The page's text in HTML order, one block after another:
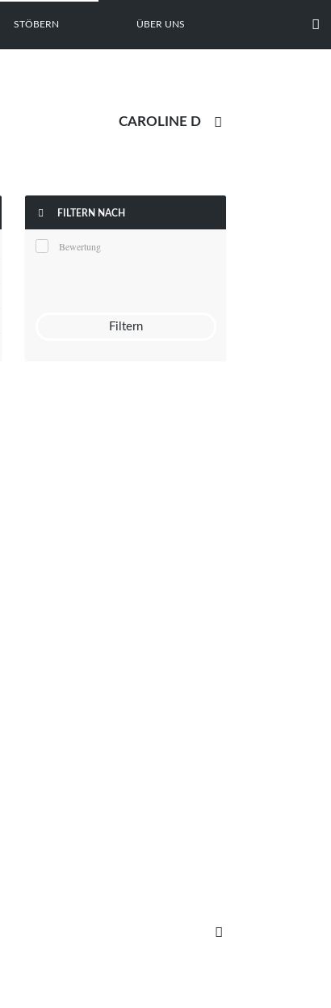
STÖBERN ÜBER UNS 

 FILTERN NACH
Bewertung
Filtern
